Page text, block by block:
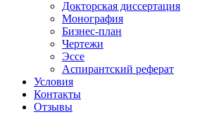
Докторская диссертация
Монография
Бизнес-план
Чертежи
Эссе
Аспирантский реферат
Условия
Контакты
Отзывы